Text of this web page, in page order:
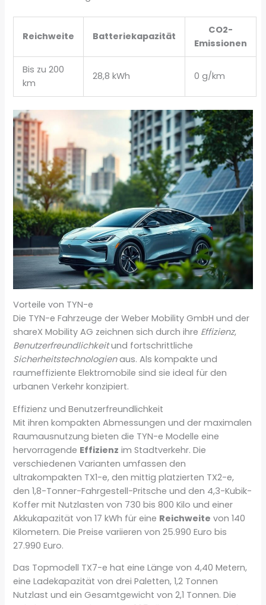
Reichweite Batteriekapazität
CO2-
Emissionen
Bis zu 200
km
28,8 kWh 0 g/km
Vorteile von TYN-e
Die TYN-e Fahrzeuge der Weber Mobility GmbH und der
shareX Mobility AG zeichnen sich durch ihre Effizienz,
Benutzerfreundlichkeitund fortschrittliche
Sicherheitstechnologienaus. Als kompakte und
raumeffiziente Elektromobile sind sie ideal für den
urbanen Verkehr konzipiert.
Effizienz und Benutzerfreundlichkeit
Mit ihren kompakten Abmessungen und der maximalen
Raumausnutzung bieten die TYN-e Modelle eine
hervorragende Effizienz im Stadtverkehr. Die
verschiedenen Varianten umfassen den
ultrakompakten TX1-e, den mittig platzierten TX2-e,
den 1,8-Tonner-Fahrgestell-Pritsche und den 4,3-Kubik-
Koffer mit Nutzlasten von 730 bis 800 Kilo und einer
Akkukapazität von 17 kWh für eine Reichweite von 140
Kilometern. Die Preise variieren von 25.990 Euro bis
27.990 Euro.
Das Topmodell TX7-e hat eine Länge von 4,40 Metern,
eine Ladekapazität von drei Paletten, 1,2 Tonnen
Nutzlast und ein Gesamtgewicht von 2,1 Tonnen. Die